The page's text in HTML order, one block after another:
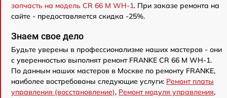
запчасть на модель CR 66 M WH-1. При заказе ремонта на
сайте - предоставляется скидка -25%.
Знаем свое дело
Будьте уверены в профессионализме наших мастеров - они
с уверенностью выполнят ремонт FRANKE CR 66 M WH-1.
По данным наших мастеров в Москве по ремонту FRANKE,
наиболее востребованы следующие услуги: Ремонт платы
управления (восстановление), Ремонт модуля управления,